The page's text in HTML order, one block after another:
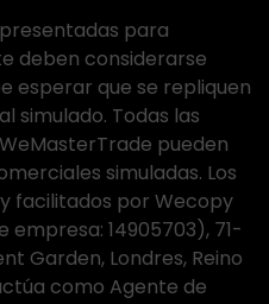
para
deben considerarse
esperar que se repliquen
simulado. Todas las
pueden
simuladas. Los
facilitados por Wecopy
empresa: 14905703), 71-
Garden, Londres, Reino
como Agente de